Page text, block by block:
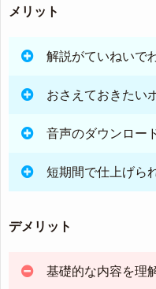
メリット
解説がていねいで
おさえておきたい
音声のダウンロー
短期間で仕上げら
デメリット
基礎的な内容を理